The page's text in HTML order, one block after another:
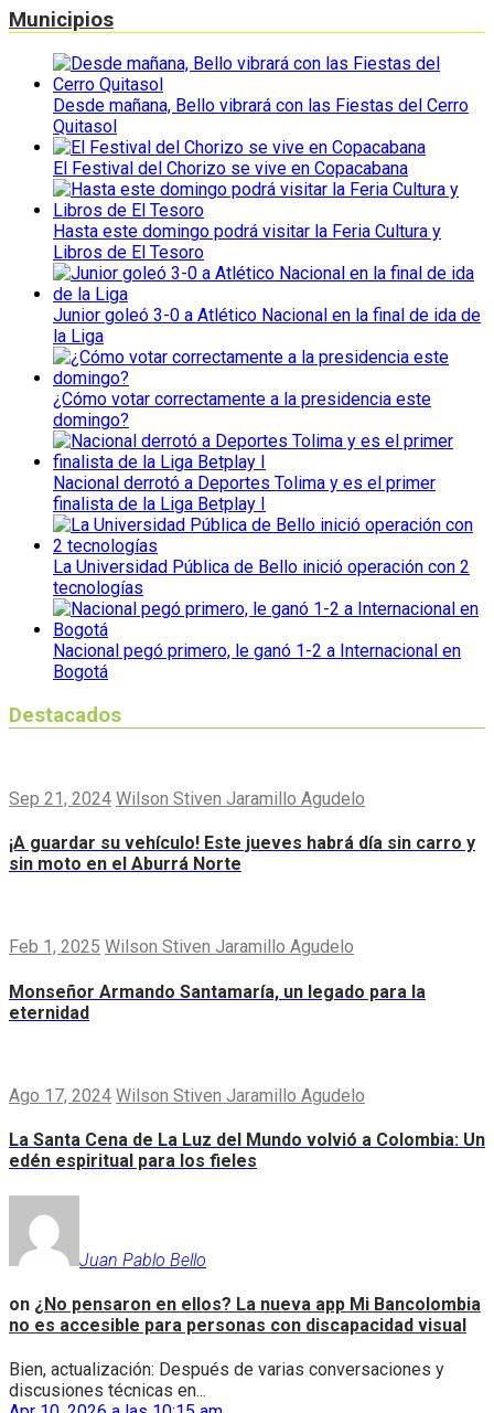
Municipios
Desde mañana, Bello vibrará con las Fiestas del Cerro
Quitasol
El Festival del Chorizo se vive en Copacabana
Hasta este domingo podrá visitar la Feria Cultura y
Libros de El Tesoro
Junior goleó 3-0 a Atlético Nacional en la final de ida de
la Liga
¿Cómo votar correctamente a la presidencia este
domingo?
Nacional derrotó a Deportes Tolima y es el primer
finalista de la Liga Betplay I
La Universidad Pública de Bello inició operación con 2
tecnologías
Nacional pegó primero, le ganó 1-2 a Internacional en
Bogotá
Destacados
Sep 21, 2024 Wilson Stiven Jaramillo Agudelo
¡A guardar su vehículo! Este jueves habrá día sin carro y
sin moto en el Aburrá Norte
Feb 1, 2025 Wilson Stiven Jaramillo Agudelo
Monseñor Armando Santamaría, un legado para la
eternidad
Ago 17, 2024 Wilson Stiven Jaramillo Agudelo
La Santa Cena de La Luz del Mundo volvió a Colombia: Un
edén espiritual para los fieles
Juan Pablo Bello
on ¿No pensaron en ellos? La nueva app Mi Bancolombia
no es accesible para personas con discapacidad visual
Bien, actualización: Después de varias conversaciones y
discusiones técnicas en...